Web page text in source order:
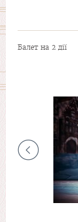
Балет на 2 дії